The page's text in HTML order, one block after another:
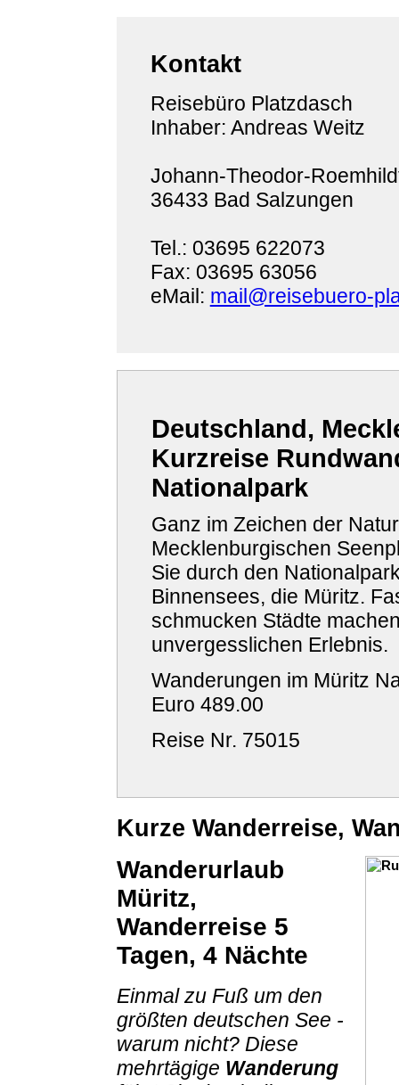
Kontakt
Reisebüro Platzdasch
Inhaber: Andreas Weitz
Johann-Theodor-
36433 Bad Salzungen
Tel.: 03695 622073
Fax: 03695 63056
eMail: mail@reisebuero-
Deutschland,
Kurzreise
Nationalpark
Ganz im Zeichen der
Mecklenburgischen
Sie durch den
Binnensees, die Müritz.
schmucken Städte
unvergesslichen Erlebnis.
Wanderungen im Müritz
Euro 489.00
Reise Nr. 75015
Kurze Wanderreise,
Wanderurlaub
Müritz,
Wanderreise 5
Tagen, 4 Nächte
Einmal zu Fuß um den
größten deutschen See -
warum nicht? Diese
mehrtägige Wanderung